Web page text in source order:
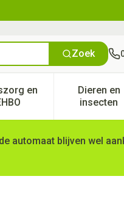
Zoek
Natuur geneeskunde
en
Toon submenu voor
Dieren en
insecten
Toon
automaat blijven wel